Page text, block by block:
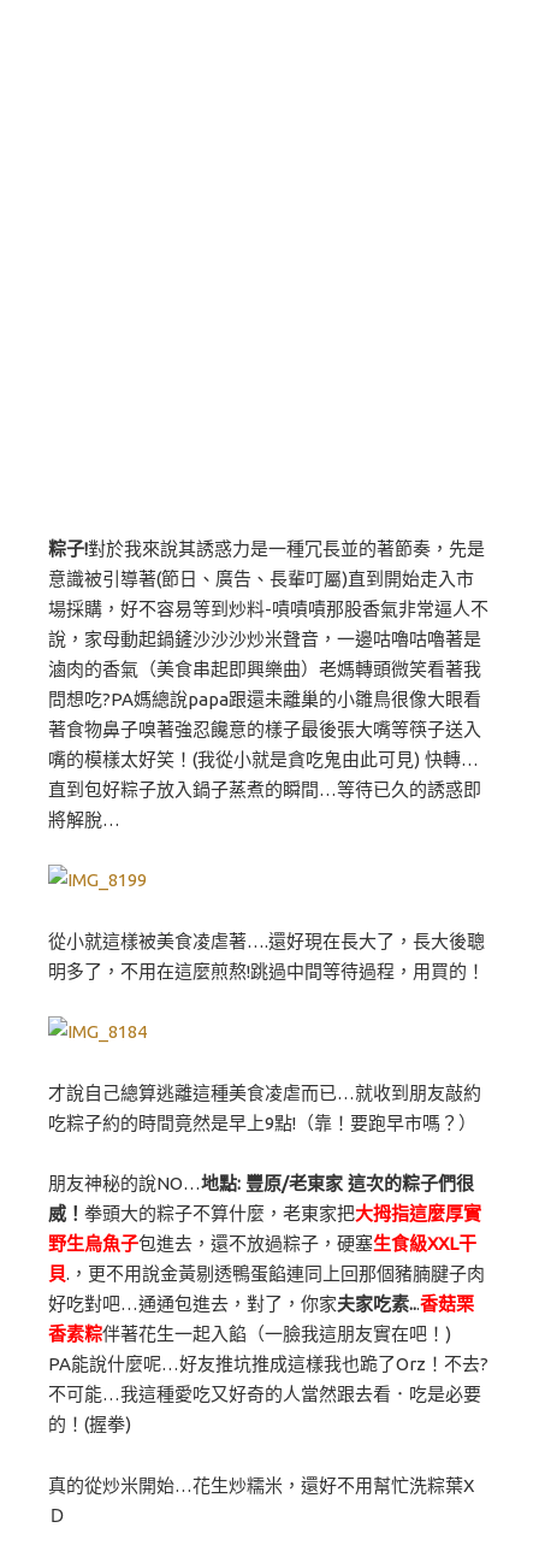
粽子!對於我來說其誘惑力是一種冗長並的著節奏，先是
意識被引導著(節日、廣告、長輩叮屬)直到開始走入市
場採購，好不容易等到炒料-嘖嘖嘖那股香氣非常逼人不
說，家母動起鍋鏟沙沙沙炒米聲音，一邊咕嚕咕嚕著是
滷肉的香氣（美食串起即興樂曲）老媽轉頭微笑看著我
問想吃?PA媽總說papa跟還未離巢的小雛鳥很像大眼看
著食物鼻子嗅著強忍饞意的樣子最後張大嘴等筷子送入
嘴的模樣太好笑！(我從小就是貪吃鬼由此可見) 快轉…
直到包好粽子放入鍋子蒸煮的瞬間…等待已久的誘惑即
將解脫…
從小就這樣被美食凌虐著….還好現在長大了，長大後聰
明多了，不用在這麼煎熬!跳過中間等待過程，用買的！
才說自己總算逃離這種美食凌虐而已…就收到朋友敲約
吃粽子約的時間竟然是早上9點!（靠！要跑早市嗎？）
朋友神秘的說NO…地點: 豐原/老東家 這次的粽子們很
威！ 拳頭大的粽子不算什麼，老東家把大拇指這麼厚實
野生烏魚子包進去，還不放過粽子，硬塞生食級XXL干
貝.，更不用說金黃剔透鴨蛋餡連同上回那個豬腩腱子肉
好吃對吧…通通包進去，對了，你家夫家吃素...香菇栗
香素粽伴著花生一起入餡（一臉我這朋友實在吧！)
PA能說什麼呢…好友推坑推成這樣我也跪了Orz！不去?
不可能…我這種愛吃又好奇的人當然跟去看．吃是必要
的！(握拳)
真的從炒米開始…花生炒糯米，還好不用幫忙洗粽葉X
Ｄ